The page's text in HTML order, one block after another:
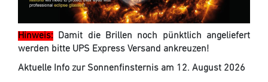
Hinweis: Damit die Brillen noch pünktlich angeliefert
werden bitte UPS Express Versand ankreuzen!
Aktuelle Info zur Sonnenfinsternis am 12. August 2026